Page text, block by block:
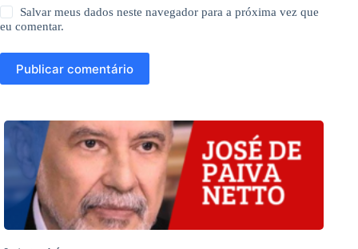
Salvar meus dados neste navegador para a próxima vez que
eu comentar.
Publicar comentário